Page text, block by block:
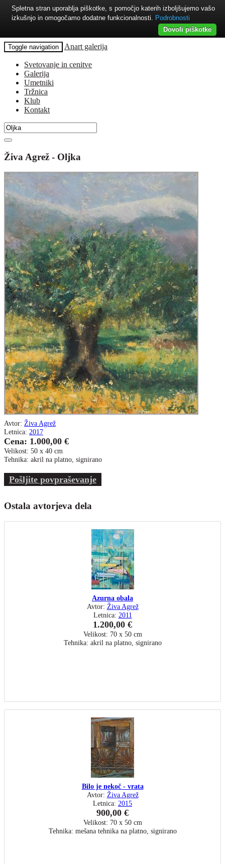
Toggle navigation Anart galerija
Svetovanje in cenitve
Galerija
Umetniki
Tržnica
Klub
Kontakt
Živa Agrež - Oljka
Avtor: Živa Agrež
Letnica: 2017
Cena: 1.000,00 €
Velikost: 50 x 40 cm
Tehnika: akril na platno, signirano
Pošljite povpraševanje
Ostala avtorjeva dela
Azurna obala
Avtor: Živa Agrež
Letnica: 2011
1.200,00 €
Velikost: 70 x 50 cm
Tehnika: akril na platno, signirano
Bilo je nekoč - vrata
Avtor: Živa Agrež
Letnica: 2015
900,00 €
Velikost: 70 x 50 cm
Tehnika: mešana tehnika na platno, signirano
Spletna stran uporablja piškotke, s pomočjo katerih izboljšujemo vašo
izkušnjo in omogočamo dodatne funkcionalnosti. Podrobnosti
Dovoli piškotke